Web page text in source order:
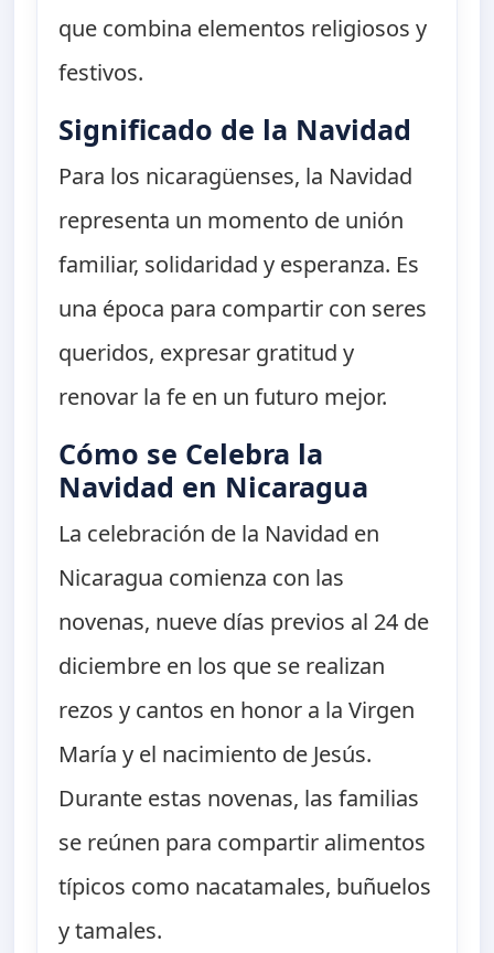
que combina elementos religiosos y
festivos.
Significado de la Navidad
Para los nicaragüenses, la Navidad
representa un momento de unión
familiar, solidaridad y esperanza. Es
una época para compartir con seres
queridos, expresar gratitud y
renovar la fe en un futuro mejor.
Cómo se Celebra la
Navidad en Nicaragua
La celebración de la Navidad en
Nicaragua comienza con las
novenas, nueve días previos al 24 de
diciembre en los que se realizan
rezos y cantos en honor a la Virgen
María y el nacimiento de Jesús.
Durante estas novenas, las familias
se reúnen para compartir alimentos
típicos como nacatamales, buñuelos
y tamales.